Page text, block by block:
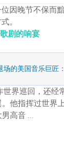
因晚节不保而
。
剧的响宴
场的美国音乐巨匠
世界巡回，还
他指挥过世界
高音 …